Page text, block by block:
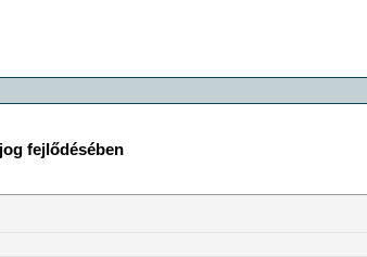
fejlődésében